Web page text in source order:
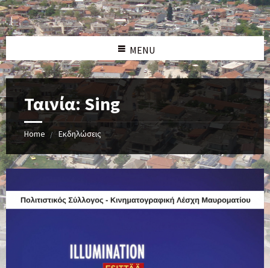
MENU
Ταινία: Sing
Home Εκδηλώσεις